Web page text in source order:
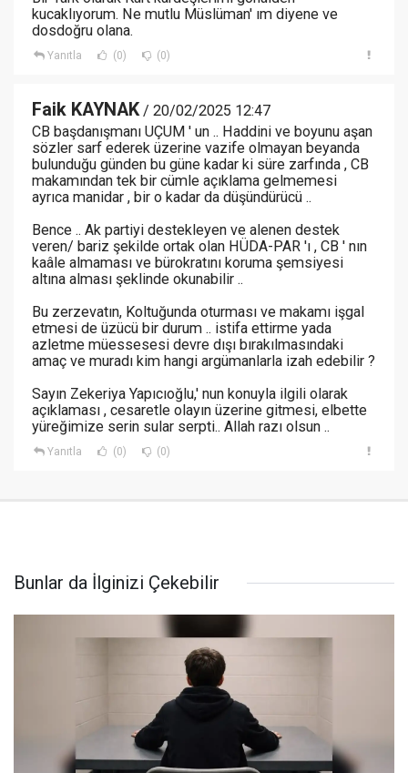
kucaklıyorum. Ne mutlu Müslüman' ım diyene ve
dosdoğru olana.
Yanıtla (0) (0)
Faik KAYNAK/ 20/02/2025 12:47
CB başdanışmanı UÇUM ' un .. Haddini ve boyunu aşan
sözler sarf ederek üzerine vazife olmayan beyanda
bulunduğu günden bu güne kadar ki süre zarfında , CB
makamından tek bir cümle açıklama gelmemesi
ayrıca manidar , bir o kadar da düşündürücü ..
Bence .. Ak partiyi destekleyen ve alenen destek
veren/ bariz şekilde ortak olan HÜDA-PAR 'ı , CB ' nın
kaâle almaması ve bürokratını koruma şemsiyesi
altına alması şeklinde okunabilir ..
Bu zerzevatın, Koltuğunda oturması ve makamı işgal
etmesi de üzücü bir durum .. istifa ettirme yada
azletme müessesesi devre dışı bırakılmasındaki
amaç ve muradı kim hangi argümanlarla izah edebilir ?
Sayın Zekeriya Yapıcıoğlu,' nun konuyla ilgili olarak
açıklaması , cesaretle olayın üzerine gitmesi, elbette
yüreğimize serin sular serpti.. Allah razı olsun ..
Yanıtla (0) (0)
Bunlar da İlginizi Çekebilir